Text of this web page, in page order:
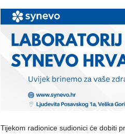
Tijekom radionice sudionici će dobiti